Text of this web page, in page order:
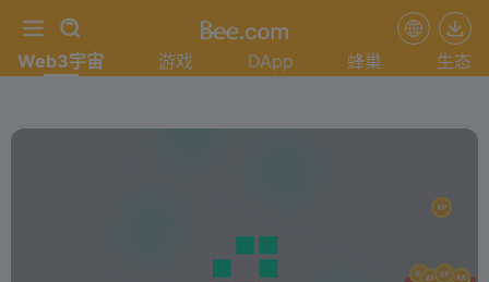
Web3宇宙 游戏 DApp 蜂巢 生态